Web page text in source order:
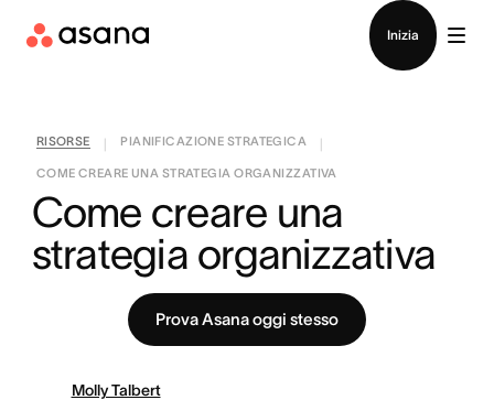
Inizia
RISORSE PIANIFICAZIONE STRATEGICA
COME CREARE UNA STRATEGIA ORGANIZZATIVA
Come creare una
strategia organizzativa
Prova Asana oggi stesso
Molly Talbert